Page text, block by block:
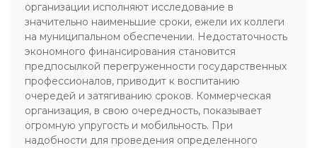
организации исполняют исследование в
значительно наименьшие сроки, ежели их коллеги
на муниципальном обеспечении. Недостаточность
экономного финансирования становится
предпосылкой перегруженности государственных
профессионалов, приводит к воспитанию
очередей и затягиванию сроков. Коммерческая
организация, в свою очередность, показывает
огромную упругость и мобильность. При
надобности для проведения определенного